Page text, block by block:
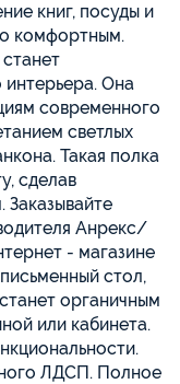
книг, посуды и
комфортным.
Она
современного
светлых
Такая полка
сделав
Анрекс/
- магазине
стол,
органичным
или кабинета.
ЛДСП. Полное